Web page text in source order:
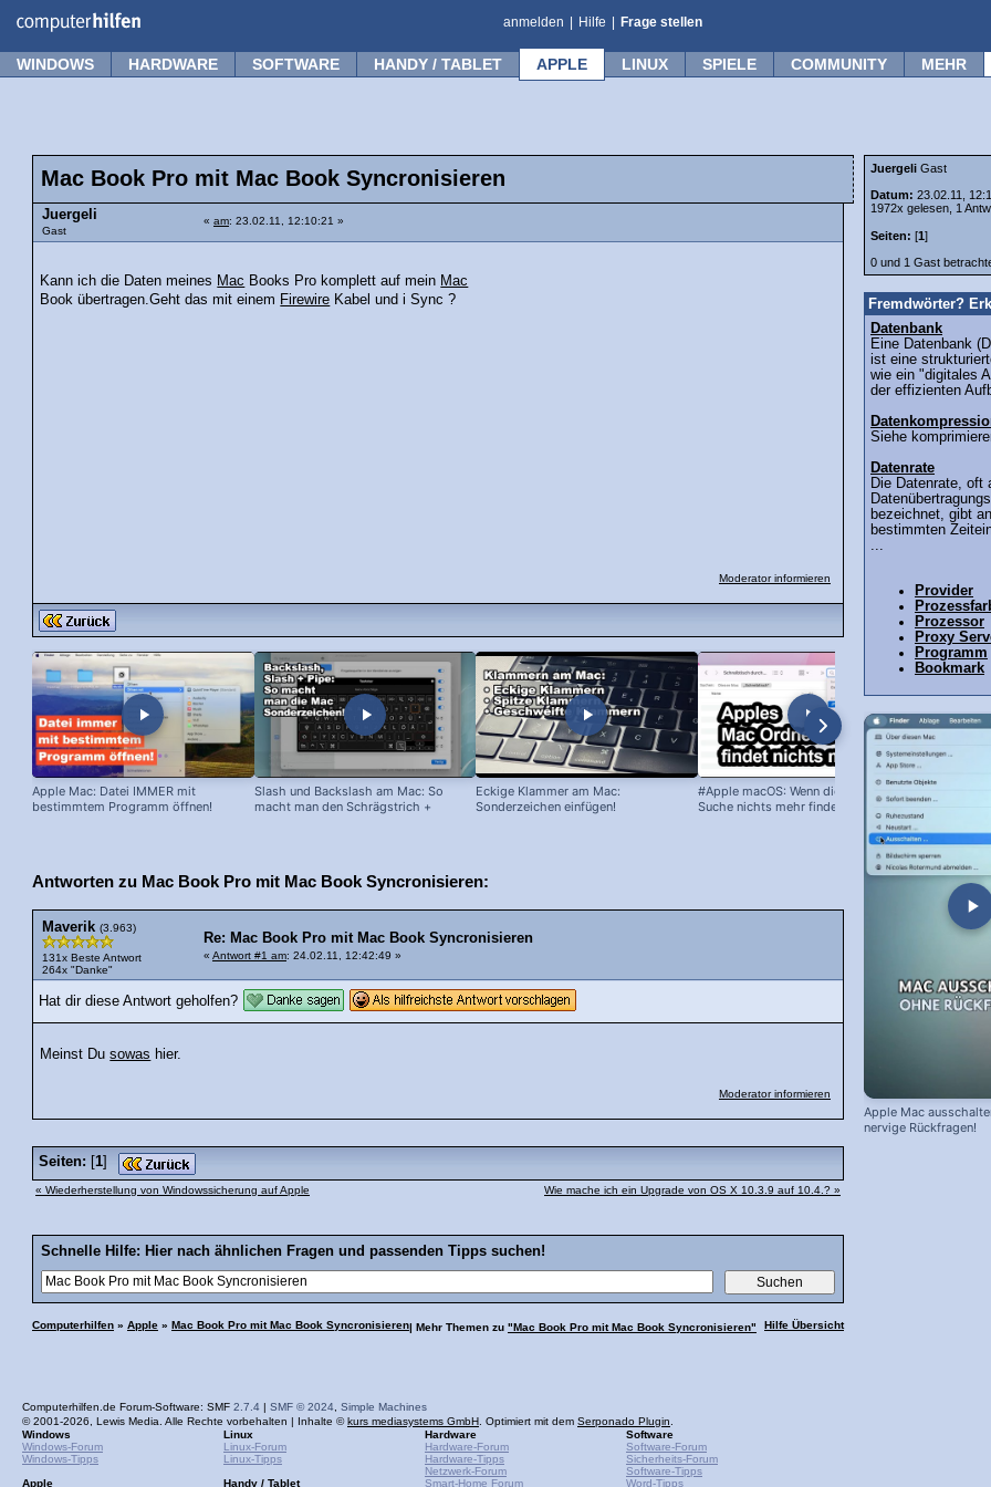
anmelden Hilfe Frage stellen
WINDOWS HARDWARE SOFTWARE HANDY / TABLET APPLE LINUX SPIELE COMMUNITY MEHR
Mac Book Pro mit Mac Book Syncronisieren
Juergeli
Gast
« am: 23.02.11, 12:10:21 »
Kann ich die Daten meines Mac Books Pro komplett auf mein Mac
Book übertragen.Geht das mit einem Firewire Kabel und i Sync ?
Moderator informieren
Apple Mac: Datei IMMER mit
bestimmtem Programm öffnen!
Slash und Backslash am Mac: So
macht man den Schrägstrich +
Eckige Klammer am Mac:
Sonderzeichen einfügen!
#Apple macOS: Wenn die Mac #Ordner
Suche nichts mehr findet!
Mac:
ändern (z.B.
Antworten zu Mac Book Pro mit Mac Book Syncronisieren:
Maverik (3.963)
131x Beste Antwort
264x "Danke"
Re: Mac Book Pro mit Mac Book Syncronisieren
« Antwort #1 am: 24.02.11, 12:42:49 »
Hat dir diese Antwort geholfen?
Meinst Dusowas hier.
Moderator informieren
Seiten: [1]
« Wiederherstellung von Windowssicherung auf Apple Wie mache ich ein Upgrade von OS X 10.3.9 auf 10.4.? »
Schnelle Hilfe: Hier nach ähnlichen Fragen und passenden Tipps suchen!
Computerhilfen » Apple » Mac Book Pro mit Mac Book Syncronisieren Hilfe Übersicht
| Mehr Themen zu "Mac Book Pro mit Mac Book Syncronisieren"
Juergeli Gast
Datum: 23.02.11,
1972x gelesen, 1
Seiten: [1]
0 und 1 Gast
Fremdwörter?
Datenbank
Eine Datenbank
ist eine
wie ein "digitales
der effizienten
Siehe
Datenrate
Die Datenrate, oft
bezeichnet, gibt
bestimmten
...
Provider
Prozessor
Proxy
Programm
Bookmark
Apple Mac
nervige Rückfragen!
Computerhilfen.de Forum-Software: SMF 2.7.4 | SMF © 2024 Simple Machines
© 2001-2026, Lewis Media. Alle Rechte vorbehalten | Inhalte ©kurs mediasystems GmbH . Optimiert mit dem Serponado Plugin
Windows
Windows-Forum
Windows-Tipps
Apple
Linux
Linux-Forum
Linux-Tipps
Handy / Tablet
Hardware
Hardware-Forum
Hardware-Tipps
Netzwerk-Forum
Smart-Home Forum
Software
Software-Forum
Sicherheits-Forum
Software-Tipps
Word-Tipps